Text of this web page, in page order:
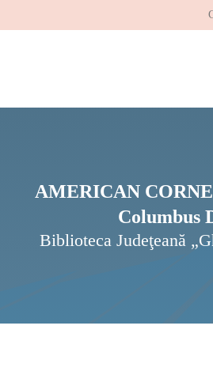
AMERICAN
Columbus
Biblioteca Judeţeană